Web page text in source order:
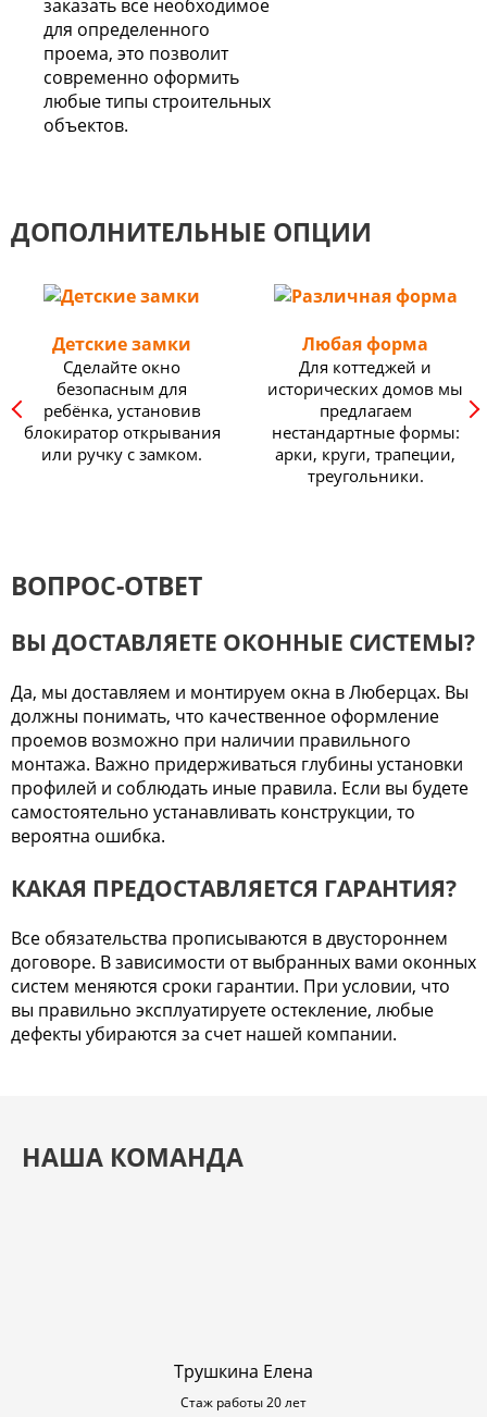
заказать все необходимое
для определенного
проема, это позволит
современно оформить
любые типы строительных
объектов.
ДОПОЛНИТЕЛЬНЫЕ ОПЦИИ
Детские замки
Сделайте окно
безопасным для
ребёнка, установив
блокиратор открывания
или ручку с замком.
Любая форма
Для коттеджей и
исторических домов мы
предлагаем
нестандартные формы:
арки, круги, трапеции,
треугольники.
ВОПРОС-ОТВЕТ
ВЫ ДОСТАВЛЯЕТЕ ОКОННЫЕ СИСТЕМЫ?
Да, мы доставляем и монтируем окна в Люберцах. Вы
должны понимать, что качественное оформление
проемов возможно при наличии правильного
монтажа. Важно придерживаться глубины установки
профилей и соблюдать иные правила. Если вы будете
самостоятельно устанавливать конструкции, то
вероятна ошибка.
КАКАЯ ПРЕДОСТАВЛЯЕТСЯ ГАРАНТИЯ?
Все обязательства прописываются в двустороннем
договоре. В зависимости от выбранных вами оконных
систем меняются сроки гарантии. При условии, что
вы правильно эксплуатируете остекление, любые
дефекты убираются за счет нашей компании.
НАША КОМАНДА
Трушкина Елена
Стаж работы 20 лет